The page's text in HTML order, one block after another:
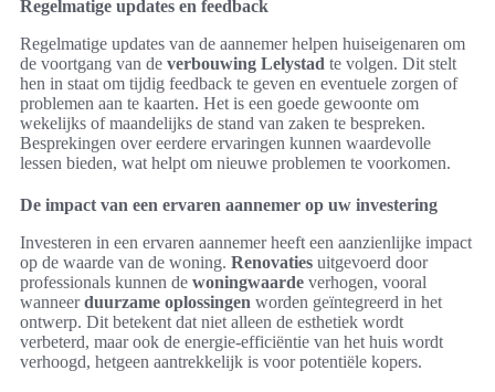
Regelmatige updates en feedback
Regelmatige updates van de aannemer helpen huiseigenaren om
de voortgang van de verbouwing Lelystad te volgen. Dit stelt
hen in staat om tijdig feedback te geven en eventuele zorgen of
problemen aan te kaarten. Het is een goede gewoonte om
wekelijks of maandelijks de stand van zaken te bespreken.
Besprekingen over eerdere ervaringen kunnen waardevolle
lessen bieden, wat helpt om nieuwe problemen te voorkomen.
De impact van een ervaren aannemer op uw investering
Investeren in een ervaren aannemer heeft een aanzienlijke impact
op de waarde van de woning. Renovaties uitgevoerd door
professionals kunnen de woningwaarde verhogen, vooral
wanneerduurzame oplossingen worden geïntegreerd in het
ontwerp. Dit betekent dat niet alleen de esthetiek wordt
verbeterd, maar ook de energie-efficiëntie van het huis wordt
verhoogd, hetgeen aantrekkelijk is voor potentiële kopers.